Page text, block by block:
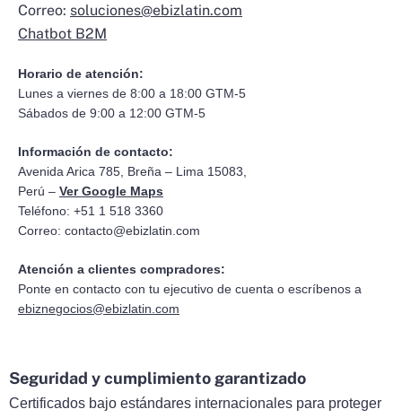
Correo: soluciones@ebizlatin.com
Chatbot B2M
Horario de atención:
Lunes a viernes de 8:00 a 18:00 GTM-5
Sábados de 9:00 a 12:00 GTM-5
Información de contacto:
Avenida Arica 785, Breña – Lima 15083,
Perú – Ver Google Maps
Teléfono: +51 1 518 3360
Correo: contacto@ebizlatin.com
Atención a clientes compradores:
Ponte en contacto con tu ejecutivo de cuenta o escríbenos a
ebiznegocios@ebizlatin.com
Seguridad y cumplimiento garantizado
Certificados bajo estándares internacionales para proteger